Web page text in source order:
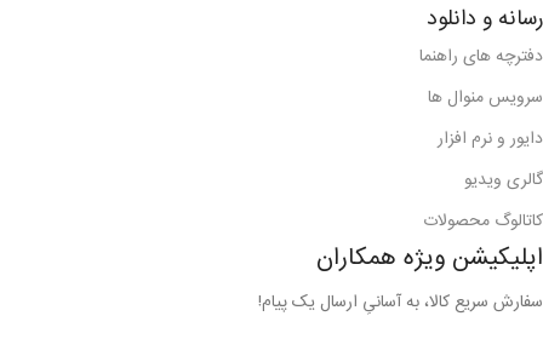
رسانه و دانلود
دفترچه های راهنما
سرویس منوال ها
دایور و نرم افزار
گالری ویدیو
کاتالوگ محصولات
اپلیکیشن ویژه همکاران
سفارش سریع کالا، به آسانیِ ارسال یک پیام!